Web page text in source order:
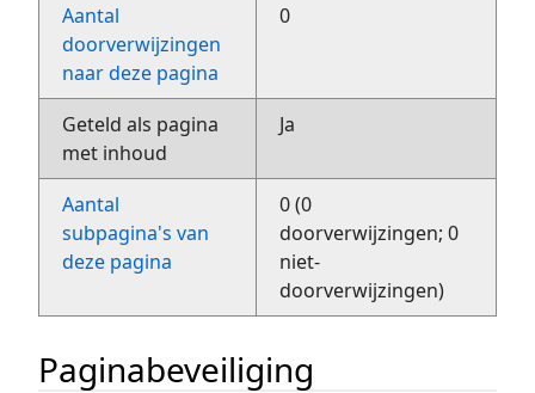
Aantal
doorverwijzingen
naar deze pagina
0
Geteld als pagina
met inhoud
Ja
Aantal
subpagina's van
deze pagina
0 (0
doorverwijzingen; 0
niet-
doorverwijzingen)
Paginabeveiliging